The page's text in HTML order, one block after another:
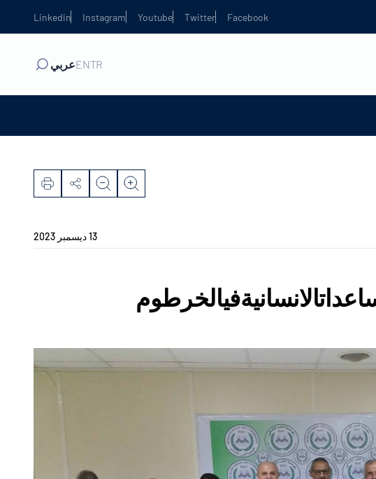
Facebook
Twitter
Youtube
Instagram
Linkedin
TR
ENعربي
13 ديسمبر 2023